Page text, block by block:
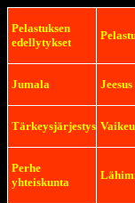
Pelastuksen
edellytykset
Jumala Jeesus
Tärkeysjärjestys
Perhe
yhteiskunta